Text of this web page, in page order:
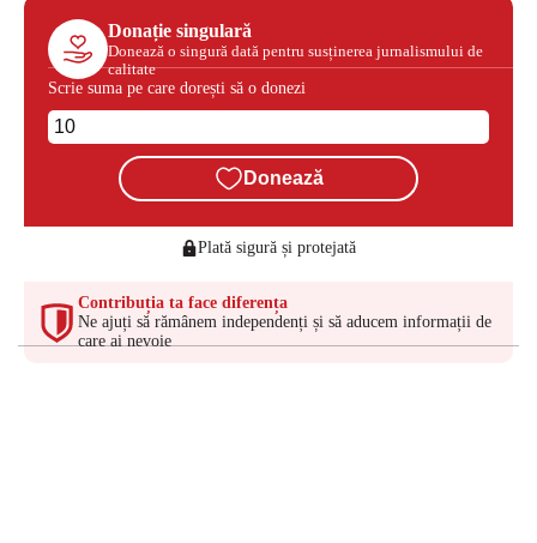
Donație singulară
Donează o singură dată pentru susținerea jurnalismului de
calitate
Scrie suma pe care dorești să o donezi
Donează
Plată sigură și protejată
Contribuția ta face diferența
Ne ajuți să rămânem independenți și să aducem informații de
care ai nevoie